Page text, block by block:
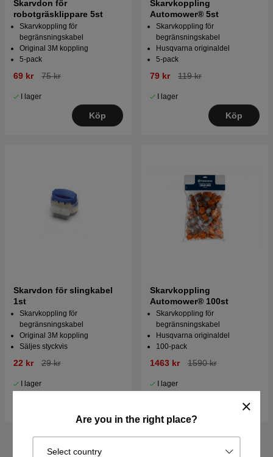
Are you in the right place?
Select country
Skarvdon för
robotgräsklippare 5st
Skarvkoppling för
begränsningskabel
Original 3M koppling
5-pack
69 kr 75 kr
I lager
Köp
Skarvkoppling
Automower® 5st
Skarvkoppling för
begränsningskabel
Husqvarna originaldel
5-pack
79 kr 119 kr
I lager
Köp
Skarvdon för slingkabel
1st
Skarvkoppling för
begränsningskabel
Original 3M koppling
Säljes styckvis
22 kr 29 kr
I lager
Skarvkoppling
Automower® 100st
Skarvkoppling för
begränsningskabel
Husqvarna originaldel
100-pack
1463 kr 1590 kr
I lager